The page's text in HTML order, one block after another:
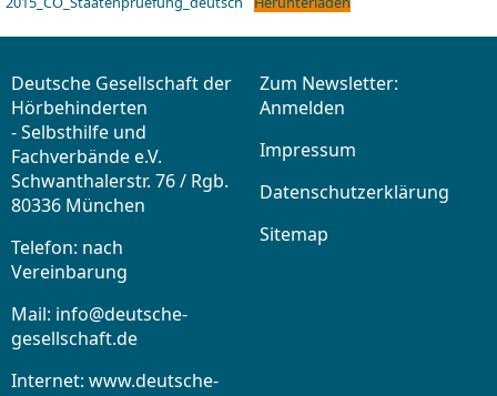
Deutsche Gesellschaft der
Hörbehinderten
- Selbsthilfe und
Fachverbände e.V.
Schwanthalerstr. 76 / Rgb.
80336 München
Telefon: nach
Vereinbarung
Mail: info@deutsche-
gesellschaft.de
Internet: www.deutsche-
Zum Newsletter:
Anmelden
Impressum
Datenschutzerklärung
Sitemap